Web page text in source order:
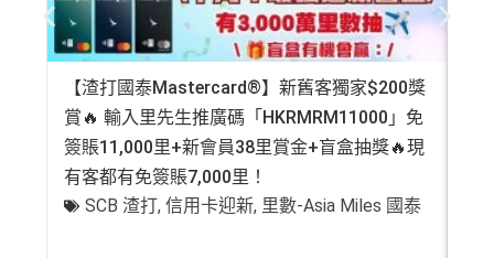
【渣打國泰Mastercard®】新舊客獨家$200獎
賞🔥 輸入里先生推廣碼「HKRMRM11000」免
簽賬11,000里+新會員38里賞金+盲盒抽獎🔥現
有客都有免簽賬7,000里！
SCB 渣打,信用卡迎新, 里數-Asia Miles 國泰